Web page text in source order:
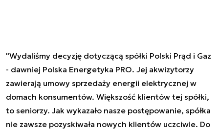
"Wydaliśmy decyzję dotyczącą spółki Polski Prąd i Gaz
- dawniej Polska Energetyka PRO. Jej akwizytorzy
zawierają umowy sprzedaży energii elektrycznej w
domach konsumentów. Większość klientów tej spółki,
to seniorzy. Jak wykazało nasze postępowanie, spółka
nie zawsze pozyskiwała nowych klientów uczciwie. Do